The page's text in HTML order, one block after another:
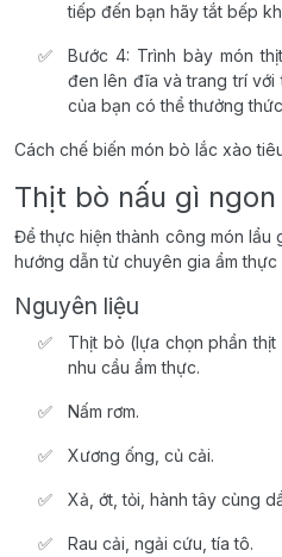
tiếp đến bạn hãy tắt bếp
Bước 4: Trình bày món
đen lên đĩa và trang trí với
của bạn có thể thưởng
Cách chế biến món bò lắc xào
Thịt bò nấu gì
Để thực hiện thành công món lẩu
hướng dẫn từ chuyên gia ẩm thực
Nguyên liệu
Thịt bò (lựa chọn phần
nhu cầu ẩm thực.
Nấm rơm.
Xương ống, củ cải.
Xả, ớt, tỏi, hành tây cùng
Rau cải, ngải cứu, tía tô.